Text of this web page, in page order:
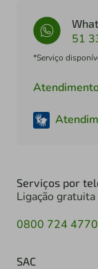
51
*Serviço
Serviços por
Ligação gratuita
0800 724 4770
SAC